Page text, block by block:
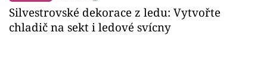
Silvestrovské dekorace z ledu: Vytvořte
chladič na sekt i ledové svícny